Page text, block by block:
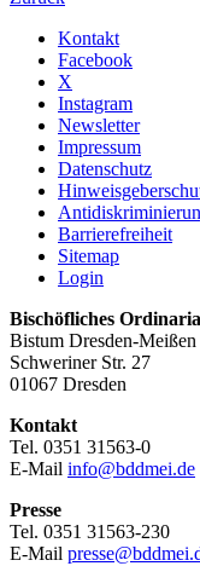
Kontakt
Facebook
X
Instagram
Newsletter
Impressum
Datenschutz
Barrierefreiheit
Sitemap
Login
Bischöfliches
Bistum Dresden-Meißen
Schweriner Str. 27
01067 Dresden
Kontakt
Tel. 0351 31563-0
E-Mail info@bddmei.de
Presse
Tel. 0351 31563-230
E-Mail